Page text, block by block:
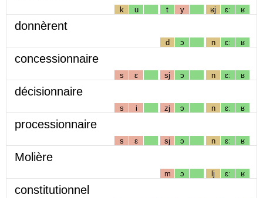
k u t y ʁj ɛː ʁ
donnèrent
d ɔ n ɛː ʁ
concessionnaire
s ɛ sj ɔ n ɛː ʁ
décisionnaire
s i zj ɔ n ɛː ʁ
processionnaire
s ɛ sj ɔ n ɛː ʁ
Molière
m ɔ lj ɛː ʁ
constitutionnel